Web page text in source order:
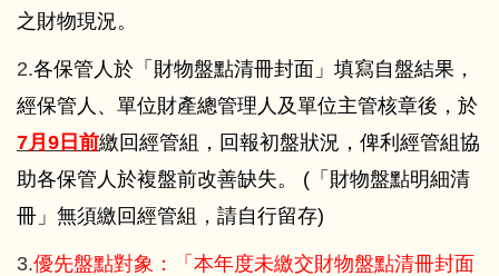
之財物現況。
2.各保管人於「財物盤點清冊封面」填寫自盤結果，
經保管人、單位財產總管理人及單位主管核章後，於
7月9日前繳回經管組，回報初盤狀況，俾利經管組協
助各保管人於複盤前改善缺失。 (「財物盤點明細清
冊」無須繳回經管組，請自行留存)
3.優先盤點對象：「本年度未繳交財物盤點清冊封面